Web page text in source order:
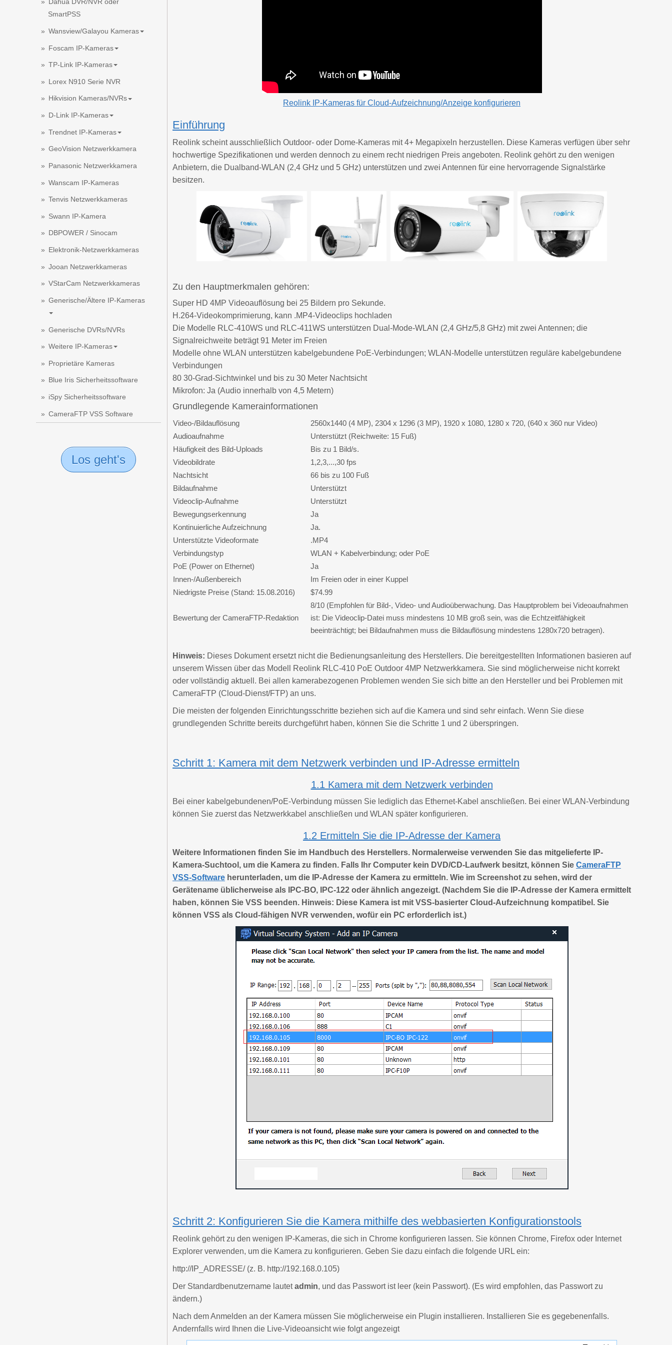
Dahua DVR/NVR oder
SmartPSS
Wansview/Galayou Kameras
Foscam IP-Kameras
TP-Link IP-Kameras
Lorex N910 Serie NVR
Hikvision Kameras/NVRs
D-Link IP-Kameras
Trendnet IP-Kameras
GeoVision Netzwerkkamera
Panasonic Netzwerkkamera
Wanscam IP-Kameras
Tenvis Netzwerkkameras
Swann IP-Kamera
DBPOWER / Sinocam
Elektronik-Netzwerkkameras
Jooan Netzwerkkameras
VStarCam Netzwerkkameras
Generische/Ältere IP-Kameras
Generische DVRs/NVRs
Weitere IP-Kameras
Proprietäre Kameras
Blue Iris Sicherheitssoftware
iSpy Sicherheitssoftware
CameraFTP VSS Software
Los geht's
Reolink IP-Kameras für Cloud-Aufzeichnung/Anzeige konfigurieren
Einführung
Reolink scheint ausschließlich Outdoor- oder Dome-Kameras mit 4+ Megapixeln herzustellen. Diese Kameras verfügen über sehr
hochwertige Spezifikationen und werden dennoch zu einem recht niedrigen Preis angeboten. Reolink gehört zu den wenigen
Anbietern, die Dualband-WLAN (2,4 GHz und 5 GHz) unterstützen und zwei Antennen für eine hervorragende Signalstärke
besitzen.
Zu den Hauptmerkmalen gehören:
Super HD 4MP Videoauflösung bei 25 Bildern pro Sekunde.
H.264-Videokomprimierung, kann .MP4-Videoclips hochladen
Die Modelle RLC-410WS und RLC-411WS unterstützen Dual-Mode-WLAN (2,4 GHz/5,8 GHz) mit zwei Antennen; die
Signalreichweite beträgt 91 Meter im Freien
Modelle ohne WLAN unterstützen kabelgebundene PoE-Verbindungen; WLAN-Modelle unterstützen reguläre kabelgebundene
Verbindungen
80 30-Grad-Sichtwinkel und bis zu 30 Meter Nachtsicht
Mikrofon: Ja (Audio innerhalb von 4,5 Metern)
Grundlegende Kamerainformationen
Video-/Bildauflösung
2560x1440 (4 MP), 2304 x 1296 (3 MP), 1920 x 1080, 1280 x 720, (640 x 360 nur Video)
Audioaufnahme
Unterstützt (Reichweite: 15 Fuß)
Häufigkeit des Bild-Uploads
Bis zu 1 Bild/s.
Videobildrate
1,2,3,...,30 fps
Nachtsicht
66 bis zu 100 Fuß
Bildaufnahme
Unterstützt
Videoclip-Aufnahme
Unterstützt
Bewegungserkennung
Ja
Kontinuierliche Aufzeichnung
Ja.
Unterstützte Videoformate
.MP4
Verbindungstyp
WLAN + Kabelverbindung; oder PoE
PoE (Power on Ethernet)
Ja
Innen-/Außenbereich
Im Freien oder in einer Kuppel
Niedrigste Preise (Stand: 15.08.2016)
$74.99
Bewertung der CameraFTP-Redaktion
8/10 (Empfohlen für Bild-, Video- und Audioüberwachung. Das Hauptproblem bei Videoaufnahmen
ist: Die Videoclip-Datei muss mindestens 10 MB groß sein, was die Echtzeitfähigkeit
beeinträchtigt; bei Bildaufnahmen muss die Bildauflösung mindestens 1280x720 betragen).
Hinweis: Dieses Dokument ersetzt nicht die Bedienungsanleitung des Herstellers. Die bereitgestellten Informationen basieren auf
unserem Wissen über das Modell Reolink RLC-410 PoE Outdoor 4MP Netzwerkkamera. Sie sind möglicherweise nicht korrekt
oder vollständig aktuell. Bei allen kamerabezogenen Problemen wenden Sie sich bitte an den Hersteller und bei Problemen mit
CameraFTP (Cloud-Dienst/FTP) an uns.
Die meisten der folgenden Einrichtungsschritte beziehen sich auf die Kamera und sind sehr einfach. Wenn Sie diese
grundlegenden Schritte bereits durchgeführt haben, können Sie die Schritte 1 und 2 überspringen.
Schritt 1: Kamera mit dem Netzwerk verbinden und IP-Adresse ermitteln
1.1 Kamera mit dem Netzwerk verbinden
Bei einer kabelgebundenen/PoE-Verbindung müssen Sie lediglich das Ethernet-Kabel anschließen. Bei einer WLAN-Verbindung
können Sie zuerst das Netzwerkkabel anschließen und WLAN später konfigurieren.
1.2 Ermitteln Sie die IP-Adresse der Kamera
Weitere Informationen finden Sie im Handbuch des Herstellers. Normalerweise verwenden Sie das mitgelieferte IP-
Kamera-Suchtool, um die Kamera zu finden. Falls Ihr Computer kein DVD/CD-Laufwerk besitzt, können Sie CameraFTP
VSS-Software herunterladen, um die IP-Adresse der Kamera zu ermitteln. Wie im Screenshot zu sehen, wird der
Gerätename üblicherweise als IPC-BO, IPC-122 oder ähnlich angezeigt. (Nachdem Sie die IP-Adresse der Kamera ermittelt
haben, können Sie VSS beenden. Hinweis: Diese Kamera ist mit VSS-basierter Cloud-Aufzeichnung kompatibel. Sie
können VSS als Cloud-fähigen NVR verwenden, wofür ein PC erforderlich ist.)
Schritt 2: Konfigurieren Sie die Kamera mithilfe des webbasierten Konfigurationstools
Reolink gehört zu den wenigen IP-Kameras, die sich in Chrome konfigurieren lassen. Sie können Chrome, Firefox oder Internet
Explorer verwenden, um die Kamera zu konfigurieren. Geben Sie dazu einfach die folgende URL ein:
http://IP_ADRESSE/ (z. B. http://192.168.0.105)
Der Standardbenutzername lautetadmin, und das Passwort ist leer (kein Passwort). (Es wird empfohlen, das Passwort zu
ändern.)
Nach dem Anmelden an der Kamera müssen Sie möglicherweise ein Plugin installieren. Installieren Sie es gegebenenfalls.
Andernfalls wird Ihnen die Live-Videoansicht wie folgt angezeigt